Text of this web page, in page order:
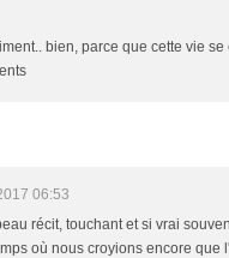
bien, parce que cette vie
06:53
récit, touchant et si vrai
où nous croyions encore que